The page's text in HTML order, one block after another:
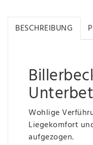
BESCHREIBUNG
Wohlige
Liegekomfort
aufgezogen.